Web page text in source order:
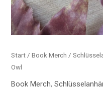
Start /Book Merch /
Owl
Book Merch,